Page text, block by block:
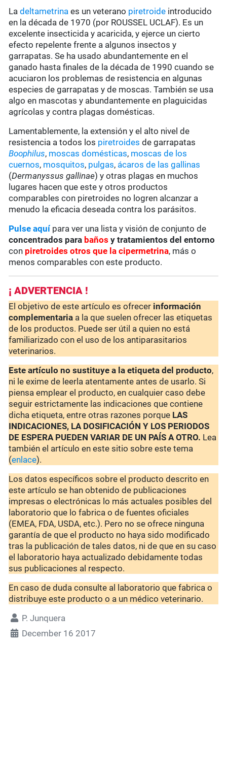
Ladeltametrina es un veterano piretroide introducido
en la década de 1970 (por ROUSSEL UCLAF). Es un
excelente insecticida y acaricida, y ejerce un cierto
efecto repelente frente a algunos insectos y
garrapatas. Se ha usado abundantemente en el
ganado hasta finales de la década de 1990 cuando se
acuciaron los problemas de resistencia en algunas
especies de garrapatas y de moscas. También se usa
algo en mascotas y abundantemente en plaguicidas
agrícolas y contra plagas domésticas.
Lamentablemente, la extensión y el alto nivel de
resistencia a todos los piretroides de garrapatas
Boophilus, moscas domésticas, moscas de los
cuernos, mosquitos, pulgas, ácaros de las gallinas
(Dermanyssus gallinae) y otras plagas en muchos
lugares hacen que este y otros productos
comparables con piretroides no logren alcanzar a
menudo la eficacia deseada contra los parásitos.
Pulse aquí para ver una lista y visión de conjunto de
concentrados para baños y tratamientos del entorno
con piretroides otros que la cipermetrina, más o
menos comparables con este producto.
¡ ADVERTENCIA !
El objetivo de este artículo es ofrecer información
complementaria a la que suelen ofrecer las etiquetas
de los productos. Puede ser útil a quien no está
familiarizado con el uso de los antiparasitarios
veterinarios.
Este artículo no sustituye a la etiqueta del producto,
ni le exime de leerla atentamente antes de usarlo. Si
piensa emplear el producto, en cualquier caso debe
seguir estrictamente las indicaciones que contiene
dicha etiqueta, entre otras razones porque LAS
INDICACIONES, LA DOSIFICACIÓN Y LOS PERIODOS
DE ESPERA PUEDEN VARIAR DE UN PAÍS A OTRO. Lea
también el artículo en este sitio sobre este tema
(enlace).
Los datos específicos sobre el producto descrito en
este artículo se han obtenido de publicaciones
impresas o electrónicas lo más actuales posibles del
laboratorio que lo fabrica o de fuentes oficiales
(EMEA, FDA, USDA, etc.). Pero no se ofrece ninguna
garantía de que el producto no haya sido modificado
tras la publicación de tales datos, ni de que en su caso
el laboratorio haya actualizado debidamente todas
sus publicaciones al respecto.
En caso de duda consulte al laboratorio que fabrica o
distribuye este producto o a un médico veterinario.
P. Junquera
December 16 2017